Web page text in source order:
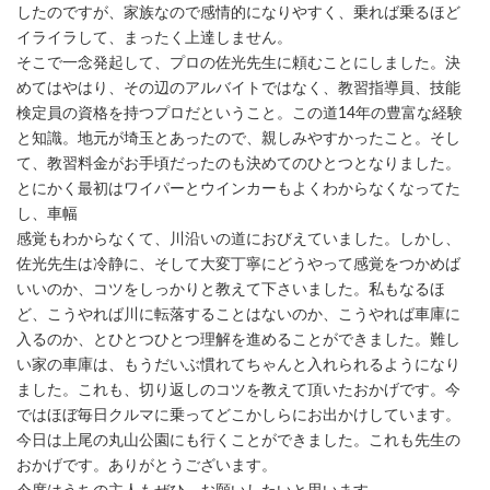
したのですが、家族なので感情的になりやすく、乗れば乗るほど
イライラして、まったく上達しません。
そこで一念発起して、プロの佐光先生に頼むことにしました。決
めてはやはり、その辺のアルバイトではなく、教習指導員、技能
検定員の資格を持つプロだということ。この道14年の豊富な経験
と知識。地元が埼玉とあったので、親しみやすかったこと。そし
て、教習料金がお手頃だったのも決めてのひとつとなりました。
とにかく最初はワイパーとウインカーもよくわからなくなってた
し、車幅
感覚もわからなくて、川沿いの道におびえていました。しかし、
佐光先生は冷静に、そして大変丁寧にどうやって感覚をつかめば
いいのか、コツをしっかりと教えて下さいました。私もなるほ
ど、こうやれば川に転落することはないのか、こうやれば車庫に
入るのか、とひとつひとつ理解を進めることができました。難し
い家の車庫は、もうだいぶ慣れてちゃんと入れられるようになり
ました。これも、切り返しのコツを教えて頂いたおかげです。今
ではほぼ毎日クルマに乗ってどこかしらにお出かけしています。
今日は上尾の丸山公園にも行くことができました。これも先生の
おかげです。ありがとうございます。